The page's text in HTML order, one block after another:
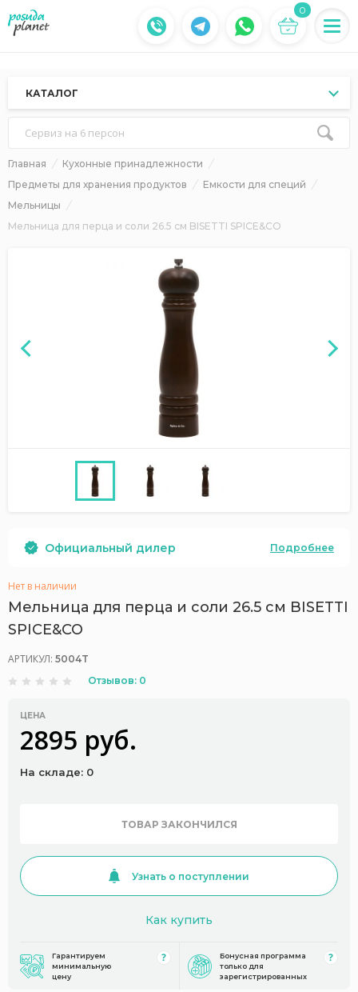
0
КАТАЛОГ
Сервиз на 6 персон
Главная
Кухонные принадлежности
Предметы для хранения продуктов
Емкости для специй
Мельницы
Мельница для перца и соли 26.5 см BISETTI SPICE&CO
Официальный дилер Подробнее
Нет в наличии
Мельница для перца и соли 26.5 см BISETTI
SPICE&CO
АРТИКУЛ: 5004T
Отзывов: 0
ЦЕНА
2895 руб.
На складе: 0
ТОВАР ЗАКОНЧИЛСЯ
Узнать о поступлении
Как купить
Гарантируем
минимальную
цену
Бонусная программа
только для
зарегистрированных